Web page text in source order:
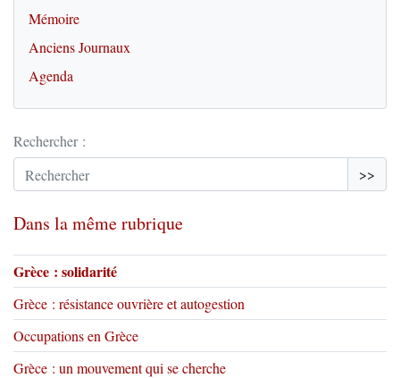
Mémoire
Anciens Journaux
Agenda
Rechercher :
>>
Dans la même rubrique
Grèce : solidarité
Grèce : résistance ouvrière et autogestion
Occupations en Grèce
Grèce : un mouvement qui se cherche